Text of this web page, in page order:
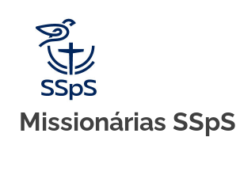
content
Missionárias